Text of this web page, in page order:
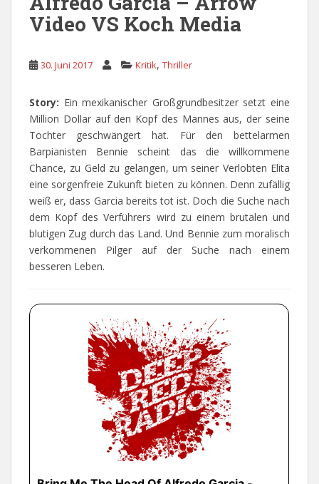
Video VS Koch Media
30. Juni 2017 Kritik, Thriller
Story: Ein mexikanischer Großgrundbesitzer setzt eine
Million Dollar auf den Kopf des Mannes aus, der seine
Tochter geschwängert hat. Für den bettelarmen
Barpianisten Bennie scheint das die willkommene
Chance, zu Geld zu gelangen, um seiner Verlobten Elita
eine sorgenfreie Zukunft bieten zu können. Denn zufällig
weiß er, dass Garcia bereits tot ist. Doch die Suche nach
dem Kopf des Verführers wird zu einem brutalen und
blutigen Zug durch das Land. Und Bennie zum moralisch
verkommenen Pilger auf der Suche nach einem
besseren Leben.